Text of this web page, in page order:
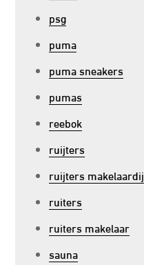
psg
puma
puma sneakers
pumas
reebok
ruijters
ruijters makelaardij
ruiters
ruiters makelaar
sauna